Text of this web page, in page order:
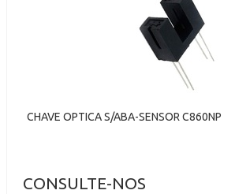
CHAVE OPTICA S/ABA-SENSOR C860NP
CONSULTE-NOS